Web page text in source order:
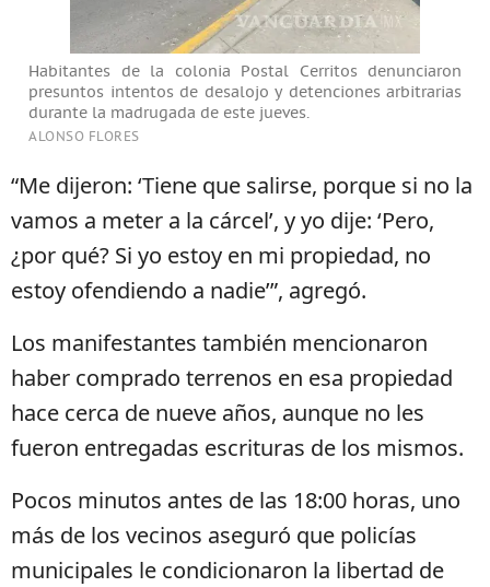
Habitantes de la colonia Postal Cerritos denunciaron
presuntos intentos de desalojo y detenciones arbitrarias
durante la madrugada de este jueves.
ALONSO FLORES
“Me dijeron: ‘Tiene que salirse, porque si no la
vamos a meter a la cárcel’, y yo dije: ‘Pero,
¿por qué? Si yo estoy en mi propiedad, no
estoy ofendiendo a nadie’”, agregó.
Los manifestantes también mencionaron
haber comprado terrenos en esa propiedad
hace cerca de nueve años, aunque no les
fueron entregadas escrituras de los mismos.
Pocos minutos antes de las 18:00 horas, uno
más de los vecinos aseguró que policías
municipales le condicionaron la libertad de